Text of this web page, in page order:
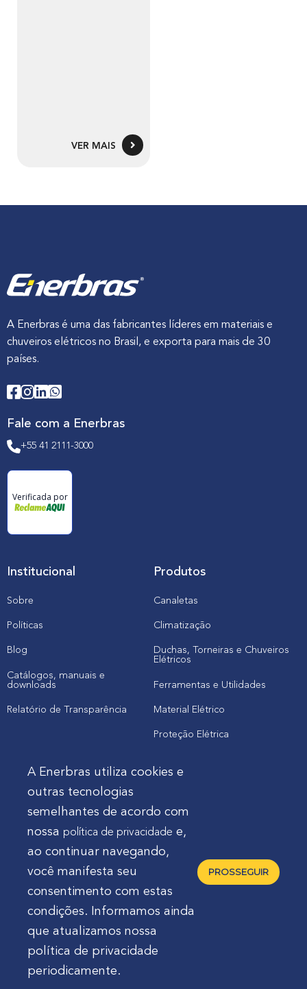
VER MAIS
A Enerbras é uma das fabricantes líderes em materiais e
chuveiros elétricos no Brasil, e exporta para mais de 30
países.
Fale com a Enerbras
+55 41 2111-3000
Verificada por
Institucional
Sobre
Políticas
Blog
Catálogos, manuais e
downloads
Relatório de Transparência
Produtos
Canaletas
Climatização
Duchas, Torneiras e Chuveiros
Elétricos
Ferramentas e Utilidades
Material Elétrico
Proteção Elétrica
Cliente
Onde comprar produtos
Quero Enerbras na minha loja
Enerbras Materiais Elétricos Ltda.
Mocelin, nº 81, Ferrari | CEP 83606-310 | Campo Largo -
A Enerbras utiliza cookies e
outras tecnologias
semelhantes de acordo com
nossa política de privacidade e,
ao continuar navegando,
você manifesta seu
consentimento com estas
condições. Informamos ainda
que atualizamos nossa
política de privacidade
periodicamente.
PROSSEGUIR